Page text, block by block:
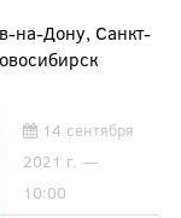
на-Дону, Санкт-
14 сентября
2021 г. —
10:00